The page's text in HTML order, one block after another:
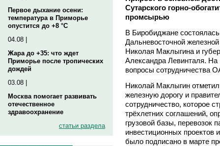
Первое дыхание осени:
температура в Приморье
опустится до +8 °C
04.08 |
Жара до +35: что ждет
Приморье после тропических
дождей
03.08 |
Москва помогает развивать
отечественное
здравоохранение
статьи раздела
Сутарского горно-
промсырью
В Биробиджане
Дальневосточной
Николая Маклыгина и
Александра Левинталя. На
вопросы сотрудничества
Николай Маклыгин
железную дорогу и
сотрудничество, которое
трёхлетних соглашений,
грузовой базы, перевозок
инвестиционных проектов
было подписано в марте